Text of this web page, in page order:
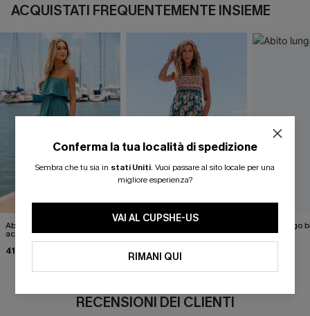
ACQUISTATI FREQUENTEMENTE INSIEME
Abito lungo color verde
acqua per passeggiate in
spiaggia
41,00 €
Blooms"
30,00 €38,00 €
Abito lungo
Show"
RECENSIONI DEI CLIENTI
Conferma la tua località di spedizione
Sembra che tu sia in stati Uniti. Vuoi passare al sito locale per una
migliore esperienza?
VAI AL CUPSHE-US
RIMANI QUI